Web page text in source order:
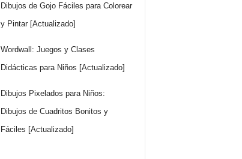
Dibujos de Gojo Fáciles para Colorear
y Pintar [Actualizado]
Wordwall: Juegos y Clases
Didácticas para Niños [Actualizado]
Dibujos Pixelados para Niños:
Dibujos de Cuadritos Bonitos y
Fáciles [Actualizado]